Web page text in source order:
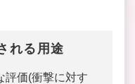
れる用途
評価(衝撃に対す